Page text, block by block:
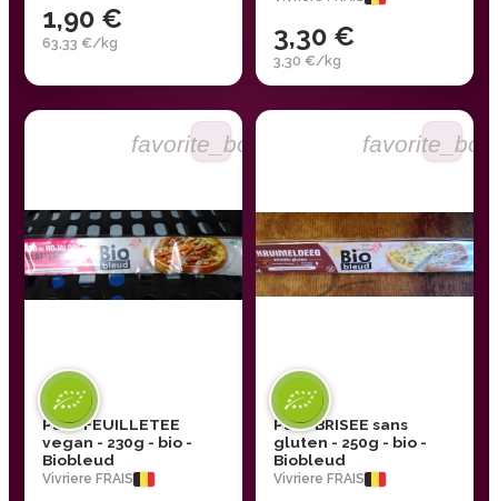
1,90 €
63,33 €/kg 3,30 €
3,30 €/kg
favorite_border
Pâte FEUILLETEE
vegan - 230g - bio -
Biobleud
Vivriere FRAIS
Pâte BRISEE sans
gluten - 250g - bio -
Biobleud
Vivriere FRAIS